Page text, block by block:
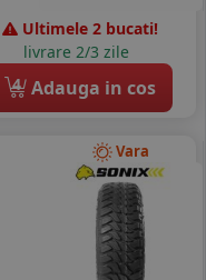
Ultimele 2 bucati!
livrare 2/3 zile
4 Adauga in cos
Vara